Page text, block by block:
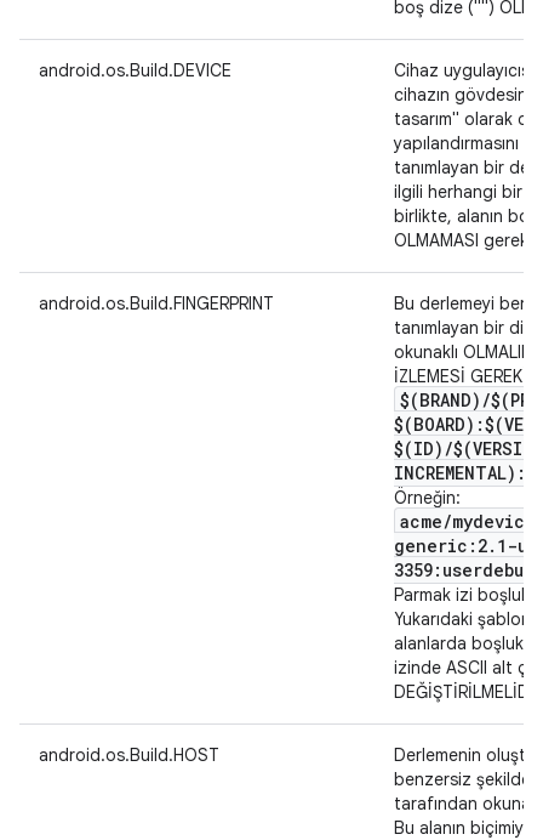
boş dize ("")
android.os.Build.DEVICE
Cihaz
cihazın
tasarım" olarak da
yapılandırmasını
tanımlayan bir
ilgili herhangi bir
birlikte, alanın
OLMAMASI gerekir.
android.os.Build.FINGERPRINT
Bu derlemeyi
tanımlayan bir
okunaklı
İZLEMESİ GEREKİR:
$(BRAND) /
$(ID) /$(VERSION
Örneğin:
acme/mydevice
generic:2. 1-
3359:userdebug
Parmak izi boşluk
Yukarıdaki
alanlarda boşluk
izinde ASCII alt
android.os.Build.HOST
Derlemenin
benzersiz şekilde
tarafından
Bu alanın